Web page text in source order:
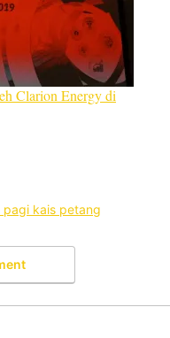
Clarion Energy di
pagi kais petang